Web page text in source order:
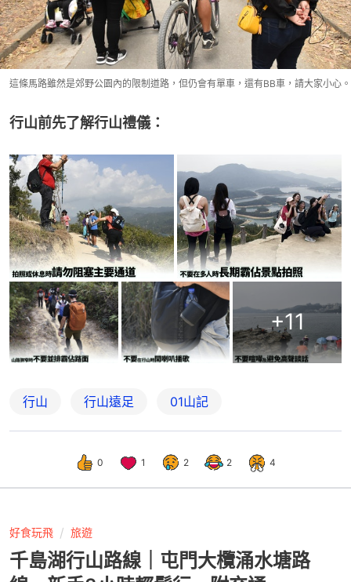
這條馬路雖然是郊野公園內的限制道路，但仍會有單車，還有BB車，請大家小心。
行山前先了解行山禮儀：
+11
行山 行山遠足 01山記
0 1 2 2 4
好食玩飛 旅遊
千島湖行山路線｜屯門大欖涌水塘路